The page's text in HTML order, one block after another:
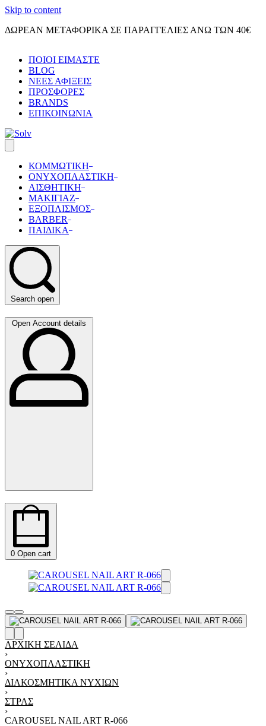
Skip to content
ΔΩΡΕΑΝ ΜΕΤΑΦΟΡΙΚΑ ΣΕ ΠΑΡΑΓΓΕΛΙΕΣ ΑΝΩ ΤΩΝ 40€
ΠΟΙΟΙ ΕΙΜΑΣΤΕ
BLOG
ΝΕΕΣ ΑΦΙΞΕΙΣ
ΠΡΟΣΦΟΡΕΣ
BRANDS
ΕΠΙΚΟΙΝΩΝΙΑ
ΚΟΜΜΩΤΙΚΗ
ΟΝΥΧΟΠΛΑΣΤΙΚΗ
ΑΙΣΘΗΤΙΚΗ
ΜΑΚΙΓΙΑΖ
ΕΞΟΠΛΙΣΜΟΣ
BARBER
ΠΑΙΔΙΚΑ
Search open
Open Account details
0 Open cart
ΑΡΧΙΚΉ ΣΕΛΊΔΑ
›
ΟΝΥΧΟΠΛΑΣΤΙΚΉ
›
ΔΙΑΚΟΣΜΗΤΙΚΆ ΝΥΧΙΏΝ
›
ΣΤΡΑΣ
›
CAROUSEL NAIL ART R-066